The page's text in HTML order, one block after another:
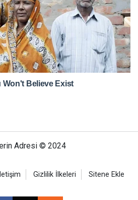
Adresi © 2024
Gizlilik İlkeleri Sitene Ekle